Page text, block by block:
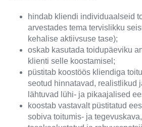
hindab kliendi individuaalseid
arvestades tema tervislikku
kehalise aktiivsuse tase);
oskab kasutada toidupäeviku
klienti selle koostamisel;
püstitab koostöös kliendiga
seotud hinnatavad, realistlikud
lähtuvad lühi- ja pikaajalised
koostab vastavalt püstitatud
sobiva toitumis- ja